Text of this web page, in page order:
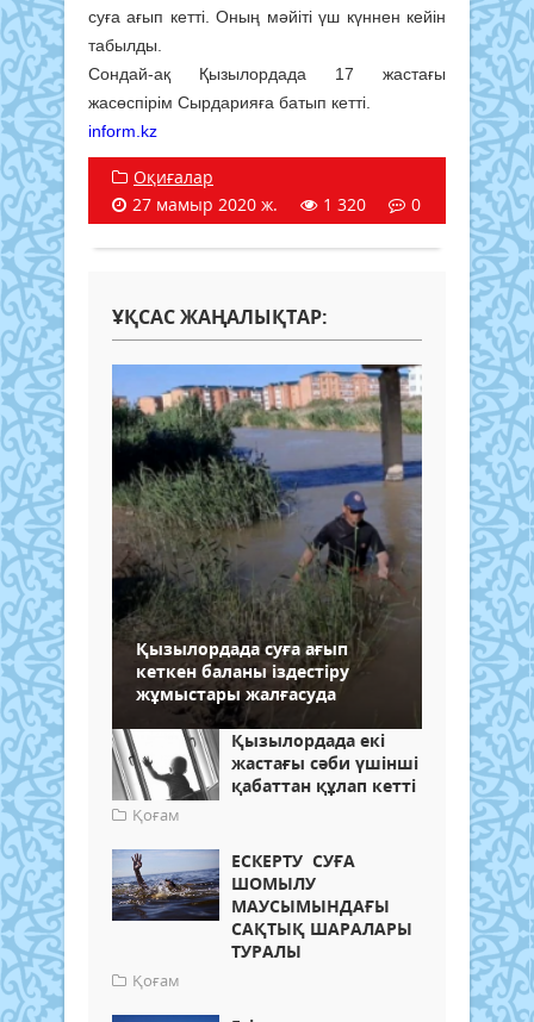
суға ағып кетті. Оның мәйіті үш күннен кейін
табылды.
Сондай-ақ Қызылордада 17 жастағы
жасөспірім Сырдарияға батып кетті.
inform.kz
Оқиғалар
27 мамыр 2020 ж.
1 320 0
ҰҚСАС ЖАҢАЛЫҚТАР:
Қызылордада суға ағып
кеткен баланы іздестіру
жұмыстары жалғасуда
Қызылордада екі
жастағы сәби үшінші
қабаттан құлап кетті
Қоғам
ЕСКЕРТУ СУҒА
ШОМЫЛУ
МАУСЫМЫНДАҒЫ
САҚТЫҚ ШАРАЛАРЫ
ТУРАЛЫ
Қоғам